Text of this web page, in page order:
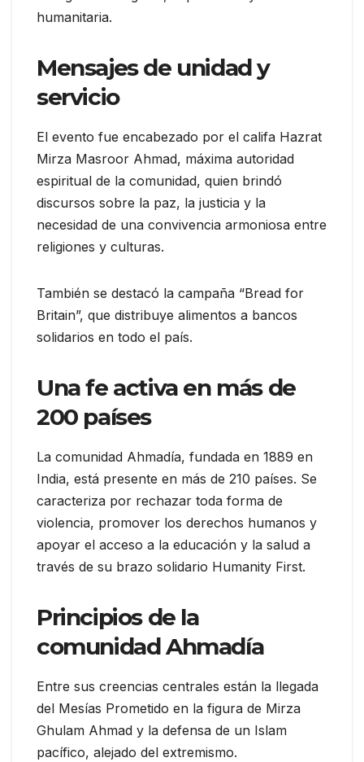
humanitaria.
Mensajes de unidad y
servicio
El evento fue encabezado por el califa Hazrat
Mirza Masroor Ahmad, máxima autoridad
espiritual de la comunidad, quien brindó
discursos sobre la paz, la justicia y la
necesidad de una convivencia armoniosa entre
religiones y culturas.
También se destacó la campaña “Bread for
Britain”, que distribuye alimentos a bancos
solidarios en todo el país.
Una fe activa en más de
200 países
La comunidad Ahmadía, fundada en 1889 en
India, está presente en más de 210 países. Se
caracteriza por rechazar toda forma de
violencia, promover los derechos humanos y
apoyar el acceso a la educación y la salud a
través de su brazo solidario Humanity First.
Principios de la
comunidad Ahmadía
Entre sus creencias centrales están la llegada
del Mesías Prometido en la figura de Mirza
Ghulam Ahmad y la defensa de un Islam
pacífico, alejado del extremismo.